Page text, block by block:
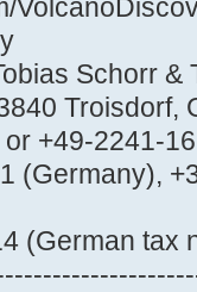
Schorr &
Troisdorf,
+49-2241-
(Germany),
(German tax